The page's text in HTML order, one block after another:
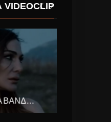
ΔΕΣΠΟΙΝΑ ΒΑΝΔΗ – ΠΕΤΡΑ